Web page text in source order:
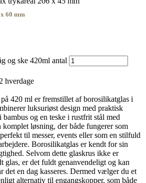
60 mm
og ske 420ml antal
hverdage
420 ml er fremstillet af borosilikatglas i
luksuriøst design med praktisk
og en teske i rustfrit stål med
løsning, der både fungerer som
til messer, events eller som en stilfuld
Borosilikatglas er kendt for sin
Selvom dette glaskrus ikke er
glas, er det fuldt genanvendeligt og kan
det en dag kasseres. Dermed vælger du et
alternativ til engangskopper, som både